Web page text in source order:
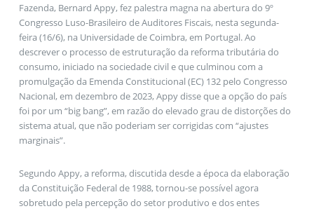
Fazenda, Bernard Appy, fez palestra magna na abertura do 9º
Congresso Luso-Brasileiro de Auditores Fiscais, nesta segunda-
feira (16/6), na Universidade de Coimbra, em Portugal. Ao
descrever o processo de estruturação da reforma tributária do
consumo, iniciado na sociedade civil e que culminou com a
promulgação da Emenda Constitucional (EC) 132 pelo Congresso
Nacional, em dezembro de 2023, Appy disse que a opção do país
foi por um “big bang”, em razão do elevado grau de distorções do
sistema atual, que não poderiam ser corrigidas com “ajustes
marginais”.
Segundo Appy, a reforma, discutida desde a época da elaboração
da Constituição Federal de 1988, tornou-se possível agora
sobretudo pela percepção do setor produtivo e dos entes